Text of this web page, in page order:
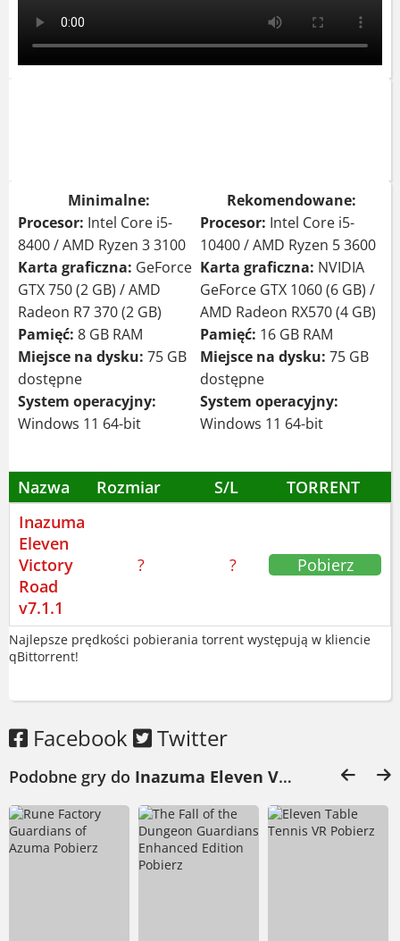
Minimalne:
Rekomendowane:
Procesor: Intel Core i5-
8400 / AMD Ryzen 3 3100
Karta graficzna: GeForce
GTX 750 (2 GB) / AMD
Radeon R7 370 (2 GB)
Pamięć: 8 GB RAM
Miejsce na dysku: 75 GB
dostępne
System operacyjny:
Windows 11 64-bit
Procesor: Intel Core i5-
10400 / AMD Ryzen 5 3600
Karta graficzna: NVIDIA
GeForce GTX 1060 (6 GB) /
AMD Radeon RX570 (4 GB)
Pamięć: 16 GB RAM
Miejsce na dysku: 75 GB
dostępne
System operacyjny:
Windows 11 64-bit
Nazwa Rozmiar S/L
TORRENT
Inazuma
Eleven
Victory
Road
v7.1.1
? ? Pobierz
Najlepsze prędkości pobierania torrent występują w kliencie
qBittorrent!
Facebook Twitter
Podobne gry do Inazuma Eleven Victory Road Pobierz